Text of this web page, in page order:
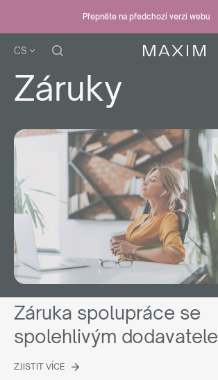
Přepněte na předchozí verzi webu
CS
Záruky
Záruka spolupráce se
spolehlivým
ZJISTIT VÍCE